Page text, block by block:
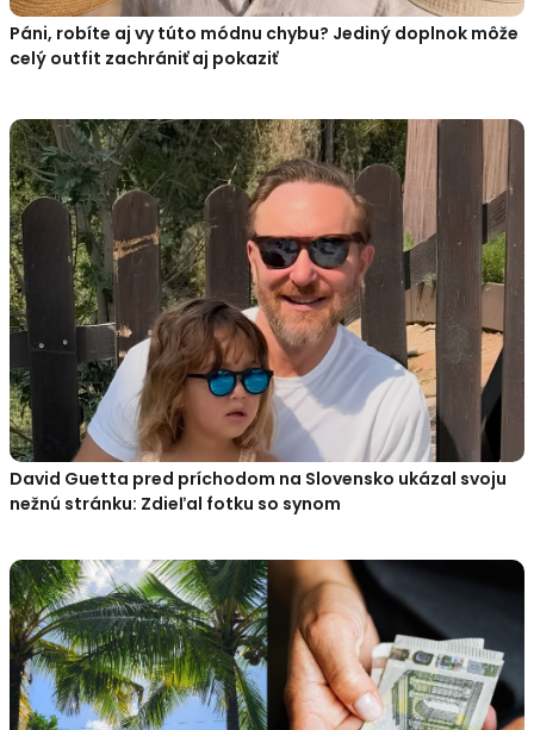
Páni, robíte aj vy túto módnu chybu? Jediný doplnok môže
celý outfit zachrániť aj pokaziť
David Guetta pred príchodom na Slovensko ukázal svoju
nežnú stránku: Zdieľal fotku so synom